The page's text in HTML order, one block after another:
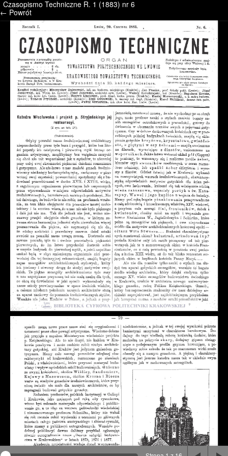
/* */ /* */ /* pliki_strona_po_stronie */
Czasopismo Techniczne R. 1 (1883) nr 6
← Powrót
Na stronie wykorzystywane są pliki cookie, bądź
podobne rozwiązania. Aby poznać szczegóły zapoznaj
się zpolityką prywatności